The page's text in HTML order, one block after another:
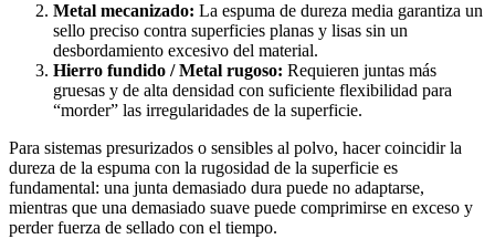
Metal mecanizado: La espuma de dureza media garantiza un
sello preciso contra superficies planas y lisas sin un
desbordamiento excesivo del material.
Hierro fundido / Metal rugoso: Requieren juntas más
gruesas y de alta densidad con suficiente flexibilidad para
“morder” las irregularidades de la superficie.
Para sistemas presurizados o sensibles al polvo, hacer coincidir la
dureza de la espuma con la rugosidad de la superficie es
fundamental: una junta demasiado dura puede no adaptarse,
mientras que una demasiado suave puede comprimirse en exceso y
perder fuerza de sellado con el tiempo.